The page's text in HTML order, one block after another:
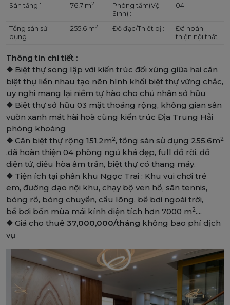
Sàn tầng 1 : 76,7 m2
Phòng tắm(Vệ
Sinh) :
04
Tổng sàn sử
dụng :
255,6 m2 Đồ đạc/Thiết bị :
Đã hoàn
thiện nội thất
Thông tin chi tiết :
❖ Biệt thự song lập với kiến trúc đối xứng giữa hai căn
biệt thự liền nhau tạo nên hình khối biệt thự vững chắc,
uy nghi mang lại niềm tự hào cho chủ nhân sở hữu
❖ Biệt thự sở hữu 03 mặt thoáng rộng, không gian sân
vườn xanh mát hài hoà cùng kiến trúc Địa Trung Hải
phóng khoáng
❖ Căn biệt thự rộng 151,2m2, tổng sàn sử dụng 255,6m2
,đã hoàn thiện 04 phòng ngủ khá đẹp, full đồ rời, đồ
điện tử, điều hòa âm trần, biệt thự có thang máy.
❖ Tiện ích tại phân khu Ngọc Trai : Khu vui chơi trẻ
em, đường dạo nội khu, chạy bộ ven hồ, sân tennis,
bóng rổ, bóng chuyền, cầu lông, bể bơi ngoài trời,
bể bơi bốn mùa mái kính diện tích hơn 7000 m2....
❖ Giá cho thuê 37,000,000/tháng không bao phí dịch
vụ